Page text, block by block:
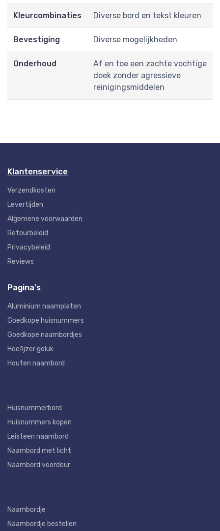
Kleurcombinaties Diverse bord en tekst kleuren
Bevestiging Diverse mogelijkheden
Onderhoud
Af en toe een zachte vochtige
doek zonder agressieve
reinigingsmiddelen
Klantenservice
Verzendkosten
Levertijden
Algemene voorwaarden
Retourbeleid
Privacybeleid
Reviews
Pagina's
Aluminium naamplaten
Goedkope huisnummers
Goedkope naambordjes
Hoefijzer geluk
Houten naambord
Huisnummerbord
Huisnummers kopen
Leisteen naambord
Naambord met licht
Naambord voordeur
Naambordje
Naambordje bestellen